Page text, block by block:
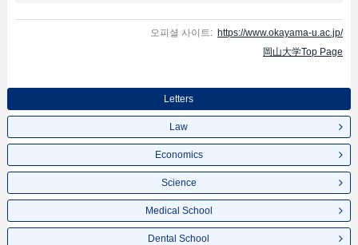
오피셜 사이트: https://www.okayama-u.ac.jp/
岡山大学Top Page
Letters
Law
Economics
Science
Medical School
Dental School